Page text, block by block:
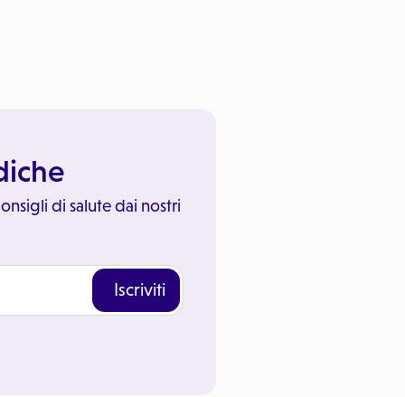
di salute dai nostri
Iscriviti